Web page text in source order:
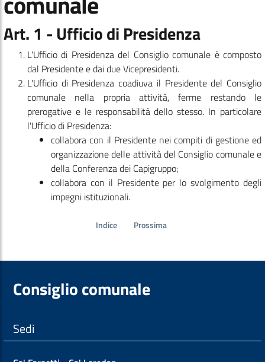
Art. 1 - Ufficio di Presidenza
L'Ufficio di Presidenza del Consiglio comunale è composto
dal Presidente e dai due Vicepresidenti.
L'Ufficio di Presidenza coadiuva il Presidente del Consiglio
comunale nella propria attività, ferme restando le
prerogative e le responsabilità dello stesso. In particolare
l'Ufficio di Presidenza:
collabora con il Presidente nei compiti di gestione ed
organizzazione delle attività del Consiglio comunale e
della Conferenza dei Capigruppo;
collabora con il Presidente per lo svolgimento degli
impegni istituzionali.
Indice Prossima
Consiglio comunale
Sedi